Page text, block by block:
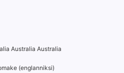
Australia Australia
(englanniksi)